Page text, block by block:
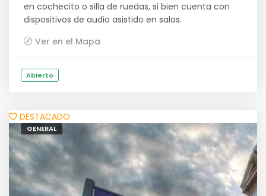
en cochecito o silla de ruedas, si bien cuenta con
dispositivos de audio asistido en salas.
Ver en el Mapa
Abierto
DESTACADO
GENERAL